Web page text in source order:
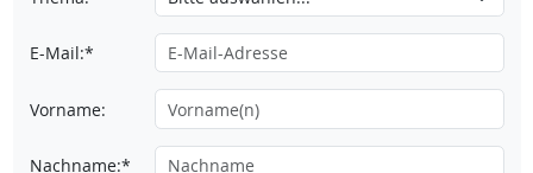
E-Mail:*
Vorname:
Nachname:*